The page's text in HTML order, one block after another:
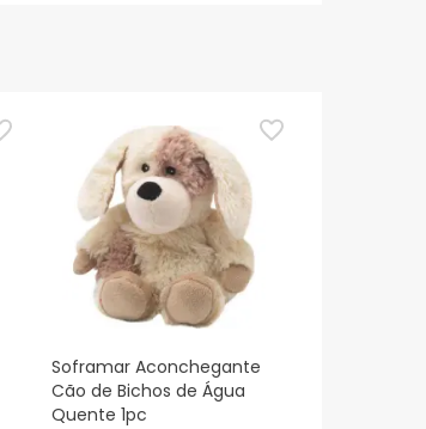
Soframar Aconchegante
Cão de Bichos de Água
Quente 1pc